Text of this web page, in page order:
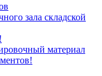
зала складской
материал